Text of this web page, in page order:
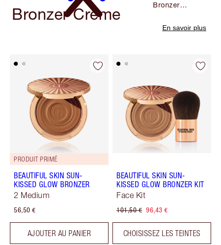
Bronzer
Bronzer Crème
En savoir plus
PRODUIT PRIMÉ
BEAUTIFUL SKIN SUN-
KISSED GLOW BRONZER
2 Medium
56,50 €
AJOUTER AU PANIER
BEAUTIFUL SKIN SUN-
KISSED GLOW BRONZER KIT
Face Kit
101,50 € 96,43 €
CHOISISSEZ LES TEINTES